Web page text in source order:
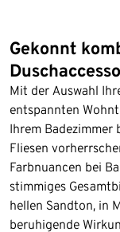
Gekonnt
Mit der Auswahl
entspannten
Ihrem Badezimmer
Fliesen
Farbnuancen bei
stimmiges
hellen Sandton, in
beruhigende